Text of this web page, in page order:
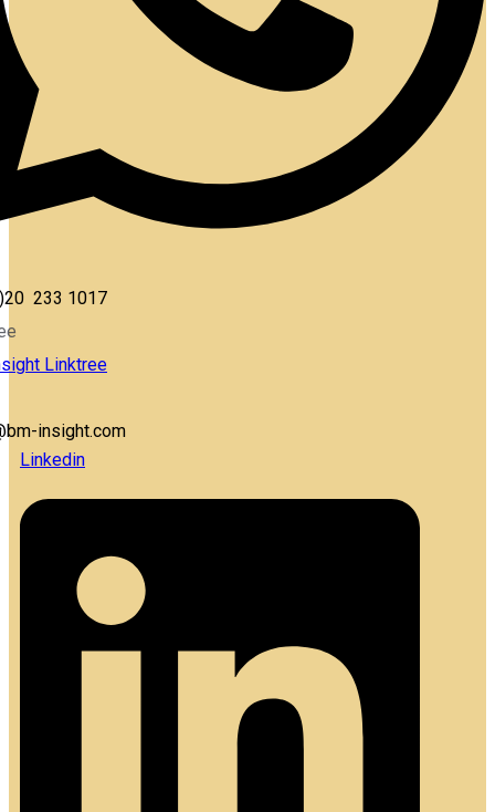
233 1017
Linktree
insight.com
Linkedin